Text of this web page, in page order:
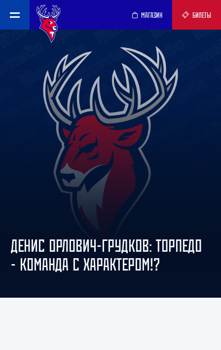
МАГАЗИН БИЛЕТЫ
ДЕНИС ОРЛОВИЧ-ГРУДКОВ: ТОРПЕДО
- КОМАНДА С ХАРАКТЕРОМ!?